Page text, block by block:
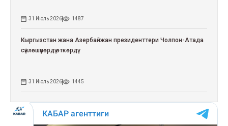
31 Июль 2026 1487
Кыргызстан жана Азербайжан президенттери Чолпон-Атада
сүйлөшүүлөрдү өткөрдү
31 Июль 2026 1445